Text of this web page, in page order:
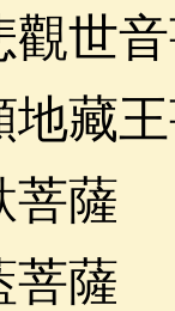
世音
藏王
薩
薩